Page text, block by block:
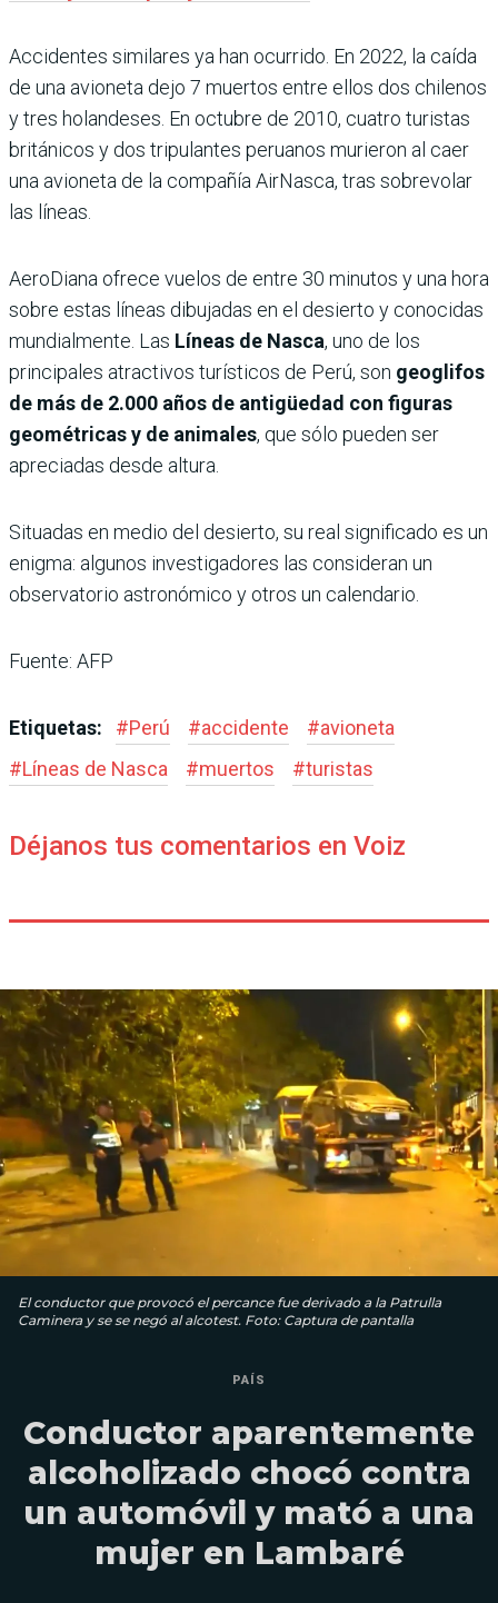
Accidentes similares ya han ocurrido. En 2022, la caída
de una avioneta dejo 7 muertos entre ellos dos chilenos
y tres holandeses. En octubre de 2010, cuatro turistas
británicos y dos tripulantes peruanos murieron al caer
una avioneta de la compañía AirNasca, tras sobrevolar
las líneas.
AeroDiana ofrece vuelos de entre 30 minutos y una hora
sobre estas líneas dibujadas en el desierto y conocidas
mundialmente. Las Líneas de Nasca, uno de los
principales atractivos turísticos de Perú, son geoglifos
de más de 2.000 años de antigüedad con figuras
geométricas y de animales, que sólo pueden ser
apreciadas desde altura.
Situadas en medio del desierto, su real significado es un
enigma: algunos investigadores las consideran un
observatorio astronómico y otros un calendario.
Fuente: AFP
Etiquetas: #Perú #accidente #avioneta
#Líneas de Nasca #muertos #turistas
Déjanos tus comentarios en Voiz
El conductor que provocó el percance fue derivado a la Patrulla
Caminera y se se negó al alcotest. Foto: Captura de pantalla
PAÍS
Conductor aparentemente
alcoholizado chocó contra
un automóvil y mató a una
mujer en Lambaré